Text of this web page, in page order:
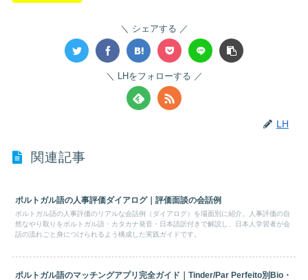
シェアする
LHをフォローする
LH
関連記事
ポルトガル語の人事評価ダイアログ｜評価面談の会話例
ポルトガル語の人事評価のリアルな会話例（ダイアログ）を場面別に紹介。人事評価の自
然なやり取りをポルトガル語・カタカナ発音・日本語訳付きで解説し、日本人学習者が会
話の流れごと身につけられるよう構成した実践ガイドです。
ポルトガル語のマッチングアプリ完全ガイド｜Tinder/Par Perfeito別Bio・